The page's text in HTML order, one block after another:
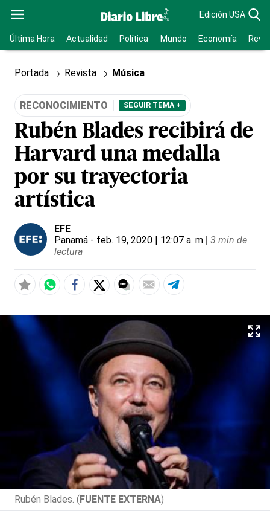
Edición USA
Última Hora Actualidad Política Mundo Economía
Portada Revista Música
RECONOCIMIENTO SEGUIR TEMA +
Rubén Blades recibirá de
Harvard una medalla
por su trayectoria
artística
EFE
Panamá - feb. 19, 2020 | 12:07 a. m.| 3 min de
lectura
Rubén Blades. (FUENTE EXTERNA)